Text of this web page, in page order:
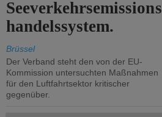
Seeverkehrsemissions
handelssystem.
Brüssel
Der Verband steht den von der EU-
Kommission untersuchten Maßnahmen
für den Luftfahrtsektor kritischer
gegenüber.